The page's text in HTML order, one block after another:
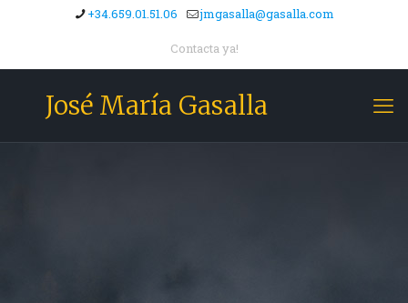
+34.659.01.51.06 jmgasalla@gasalla.com
Contacta ya!
José María Gasalla